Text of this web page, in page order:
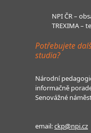
NPI ČR –
TREXIMA –
Potřebujete
studia?
Národní
informačně
Senovážné
email:ckp@npi.cz